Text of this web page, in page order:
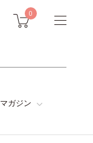
0
マガジン